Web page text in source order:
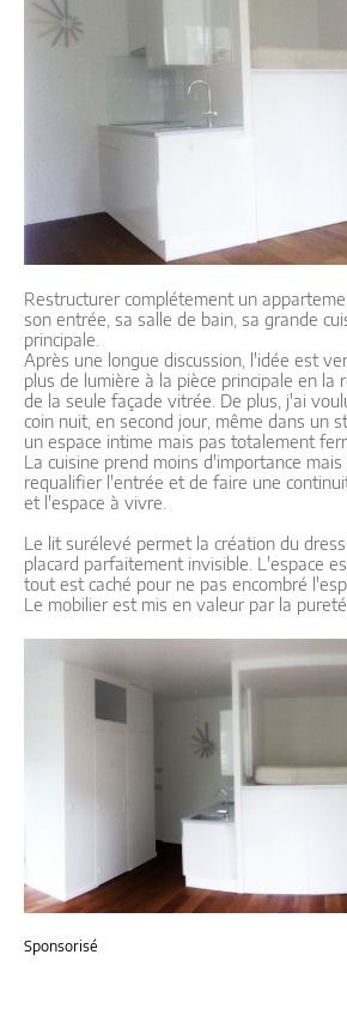
Restructurer complétement un
son entrée, sa salle de bain, sa grande
principale.
Après une longue discussion, l'idée est
plus de lumière à la pièce principale en la
de la seule façade vitrée. De plus, j'ai
coin nuit, en second jour, même dans un
un espace intime mais pas totalement
La cuisine prend moins d'importance
requalifier l'entrée et de faire une
et l'espace à vivre.
Le lit surélevé permet la création du
placard parfaitement invisible. L'espace
tout est caché pour ne pas encombré
Le mobilier est mis en valeur par la pureté
Sponsorisé